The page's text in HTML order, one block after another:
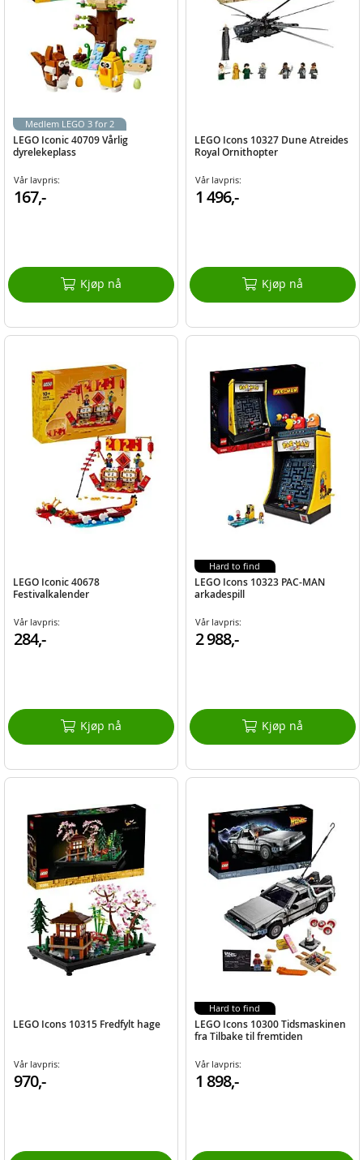
LEGO Iconic 40709 Vårlig
dyrelekeplass
Vår lavpris:
167,-
Kjøp nå
Medlem LEGO 3 for 2
LEGO Icons 10327 Dune Atreides
Royal Ornithopter
Vår lavpris:
1 496,-
Kjøp nå
LEGO Iconic 40678
Festivalkalender
Vår lavpris:
284,-
Kjøp nå
LEGO Icons 10323 PAC-MAN
arkadespill
Vår lavpris:
2 988,-
Kjøp nå
Hard to find
LEGO Icons 10315 Fredfylt hage
Vår lavpris:
970,-
LEGO Icons 10300 Tidsmaskinen
fra Tilbake til fremtiden
Vår lavpris:
1 898,-
Hard to find